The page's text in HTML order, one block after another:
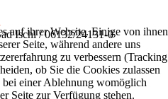
Ischl / 06132/24131-0
auf ihrer Website. Einige von ihnen
Seite, während andere uns
zu verbessern (Tracking
ob Sie die Cookies zulassen
bei einer Ablehnung womöglich
Seite zur Verfügung stehen.